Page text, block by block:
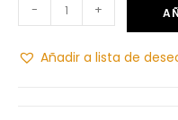
- +
Añadir a lista de